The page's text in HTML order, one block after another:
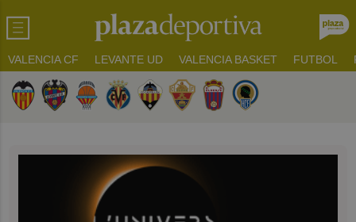
VALENCIA CF LEVANTE UD VALENCIA BASKET FUTBOL